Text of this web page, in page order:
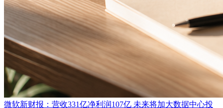
微软新财报：营收331亿净利润107亿 未来将加大数据中心投